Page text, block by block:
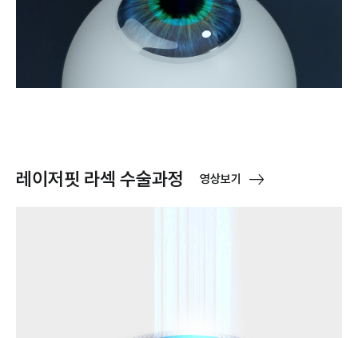
레이저핏 라섹 수술과정 영상보기